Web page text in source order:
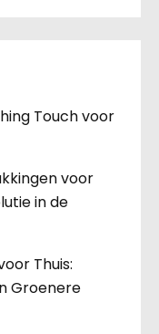
Touch voor
voor
in de
Thuis:
Groenere